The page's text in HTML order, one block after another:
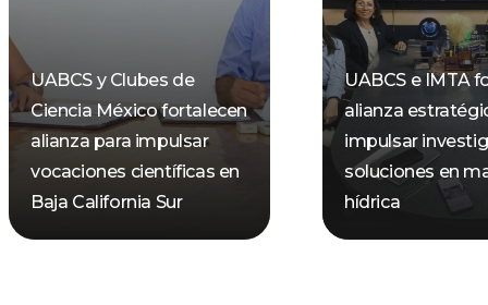
UABCS y Clubes de
Ciencia México fortalecen
alianza para impulsar
vocaciones científicas en
Baja California Sur
UABCS e IMTA
alianza
impulsar
soluciones en
hídrica